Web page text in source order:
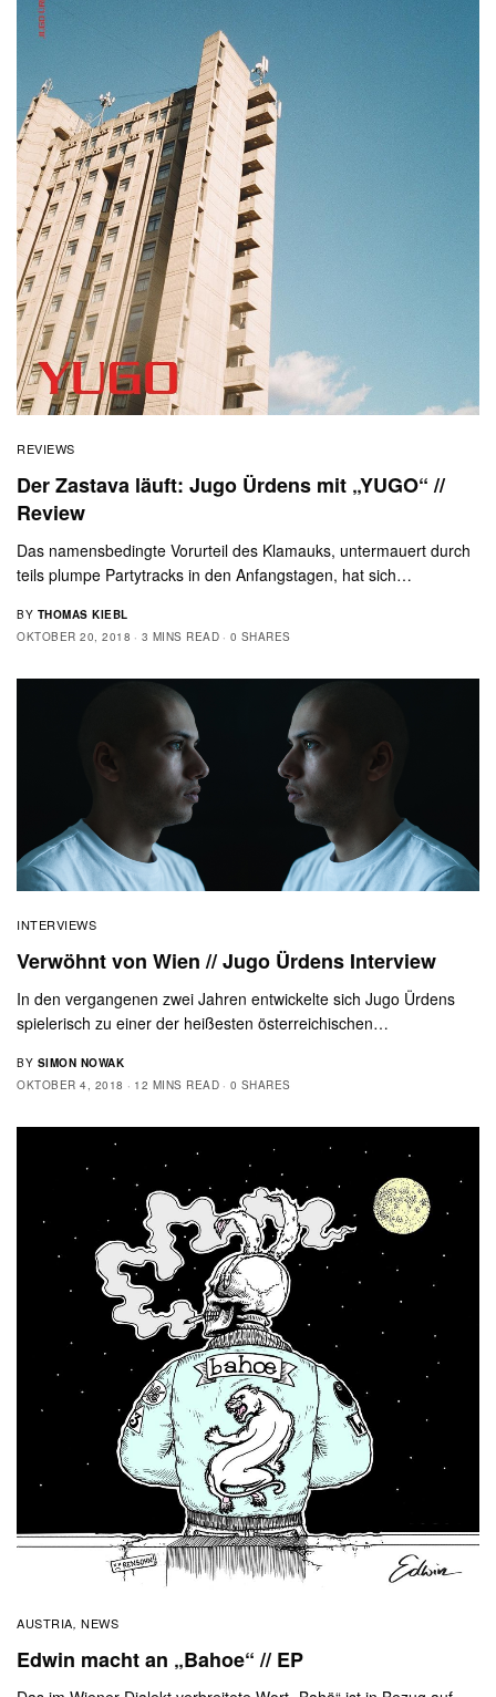
REVIEWS
Der Zastava läuft: Jugo Ürdens mit „YUGO“ //
Review
Das namensbedingte Vorurteil des Klamauks, untermauert durch
teils plumpe Partytracks in den Anfangstagen, hat sich…
BY THOMAS KIEBL
OKTOBER 20, 2018
3 MINS READ 0 SHARES
INTERVIEWS
Verwöhnt von Wien // Jugo Ürdens Interview
In den vergangenen zwei Jahren entwickelte sich Jugo Ürdens
spielerisch zu einer der heißesten österreichischen…
BY SIMON NOWAK
OKTOBER 4, 2018
12 MINS READ 0 SHARES
AUSTRIA, NEWS
Edwin macht an „Bahoe“ // EP